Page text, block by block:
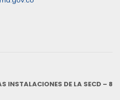
INSTALACIONES DE LA SECD – 8